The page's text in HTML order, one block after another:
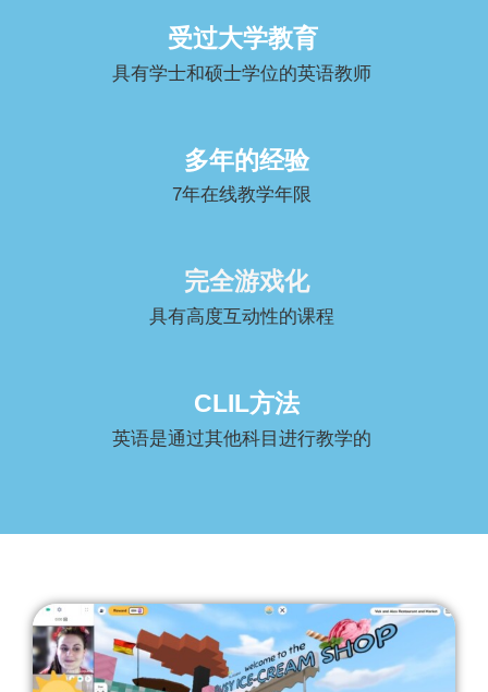
受过大学教育
具有学士和硕士学位的英语教师
多年的经验
7年在线教学年限
完全游戏化
具有高度互动性的课程
CLIL方法
英语是通过其他科目进行教学的